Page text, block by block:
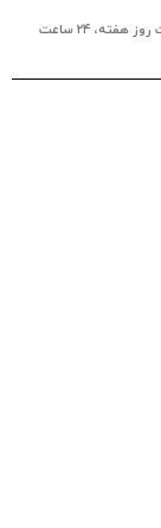
لحظه ای
از آخرین
فروش تماس
هفت روز هفته، ۲۴ ساعت